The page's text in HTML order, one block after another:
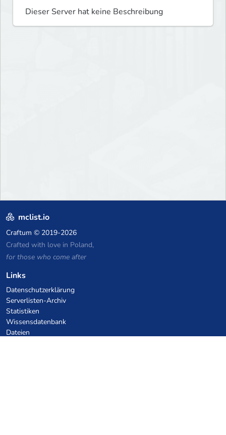
Dieser Server hat keine Beschreibung
mclist.io
Craftum © 2019-2026
Crafted with love in Poland,
for those who come after
Links
Datenschutzerklärung
Serverlisten-Archiv
Statistiken
Wissensdatenbank
Dateien